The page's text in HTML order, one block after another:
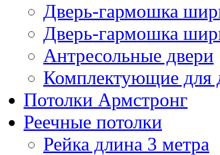
Дверь-гармошка
Дверь-гармошка
Антресольные двери
Комплектующие для
Потолки Армстронг
Реечные потолки
Рейка длина 3 метра